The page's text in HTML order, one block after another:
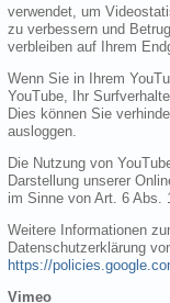
verwendet, um
zu verbessern und
verbleiben auf Ihrem
Wenn Sie in Ihrem
YouTube, Ihr
Dies können Sie
ausloggen.
Die Nutzung von
Darstellung unserer
im Sinne von Art. 6 Abs.
Weitere Informationen
Datenschutzerklärung
https://
Vimeo